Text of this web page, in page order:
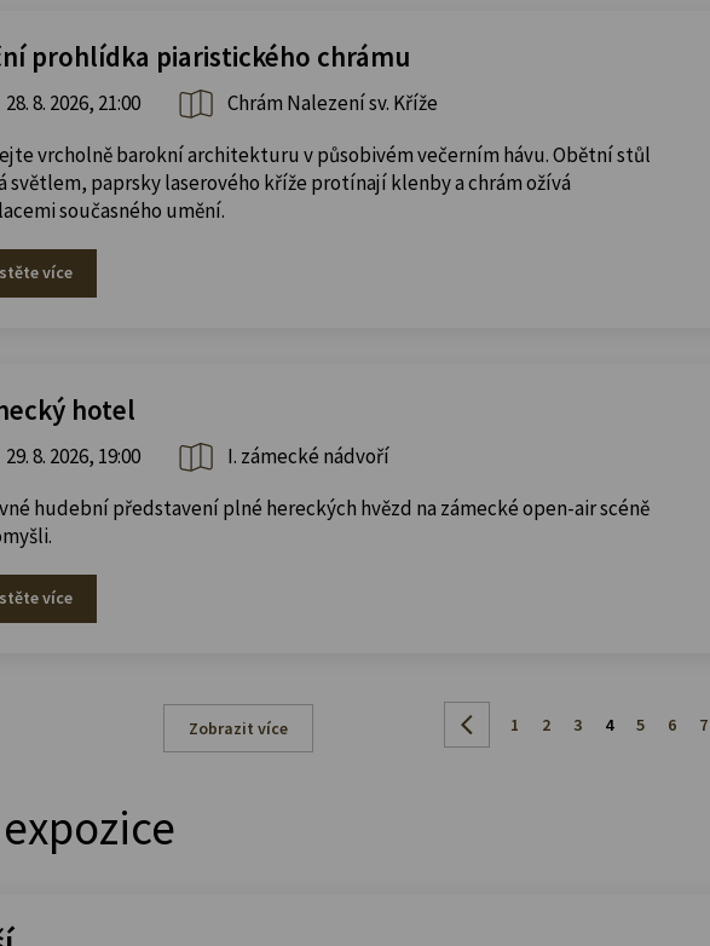
prohlídka piaristického chrámu
28. 8. 2026, 21:00
Chrám Nalezení sv. Kříže
vrcholně barokní architekturu v působivém večerním hávu. Obětní stůl
světlem, paprsky laserového kříže protínají klenby a chrám ožívá
současného umění.
více
hotel
29. 8. 2026, 19:00
I. zámecké nádvoří
hudební představení plné hereckých hvězd na zámecké open-air scéně
více
Zobrazit více 1 2 3 4 5 6 7